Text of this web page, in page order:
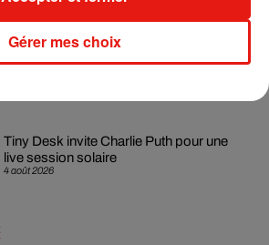
5 août 2026
Benny Blanco invite Selena Gomez et
Becky G sur son nouveau single
4 août 2026
Tiny Desk invite Charlie Puth pour une
live session solaire
Gérer mes choix